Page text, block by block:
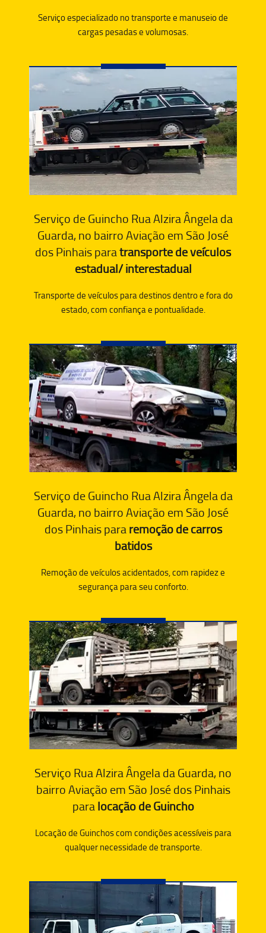
Serviço especializado no transporte e manuseio de
cargas pesadas e volumosas.
Serviço de Guincho Rua Alzira Ângela da
Guarda, no bairro Aviação em São José
dos Pinhais paratransporte de veículos
estadual/ interestadual
Transporte de veículos para destinos dentro e fora do
estado, com confiança e pontualidade.
Serviço de Guincho Rua Alzira Ângela da
Guarda, no bairro Aviação em São José
dos Pinhais pararemoção de carros
batidos
Remoção de veículos acidentados, com rapidez e
segurança para seu conforto.
Serviço Rua Alzira Ângela da Guarda, no
bairro Aviação em São José dos Pinhais
paralocação de Guincho
Locação de Guinchos com condições acessíveis para
qualquer necessidade de transporte.